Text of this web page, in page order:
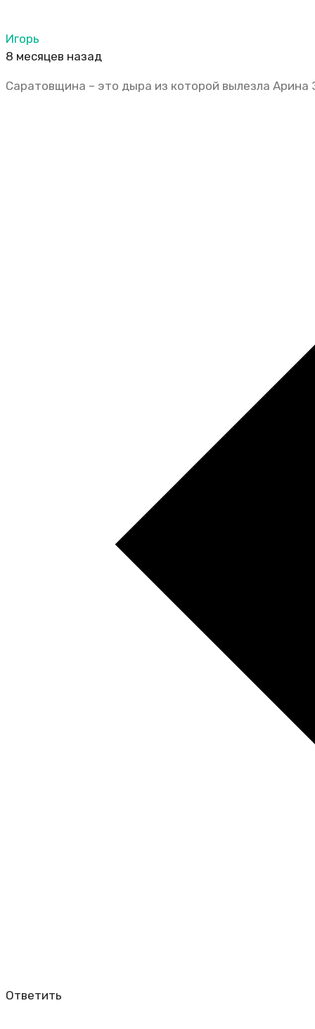
Игорь
8 месяцев назад
Саратовщина – это дыра из которой вылезла Арина
Ответить